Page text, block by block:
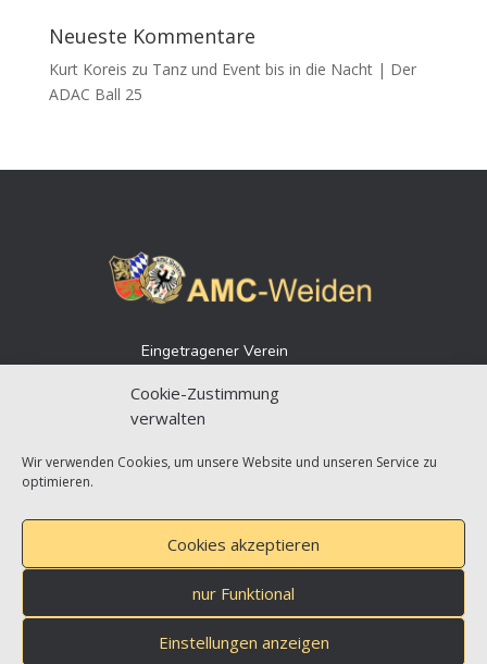
Cookie-Zustimmung
verwalten
Wir verwenden Cookies, um unsere Website und unseren Service zu
optimieren.
Cookies akzeptieren
nur Funktional
Einstellungen anzeigen
Neueste Kommentare
Kurt Koreis zu Tanz und Event bis in die Nacht | Der
ADAC Ball 25
Eingetragener Verein
Amtsgericht Weiden
Gemeinnützigkeitsstatus